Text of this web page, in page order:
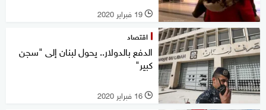
l 19 فبراير 2020
اقتصاد
الدفع بالدولار.. يحول لبنان إلى "سجن
كبير"
l 16 فبراير 2020